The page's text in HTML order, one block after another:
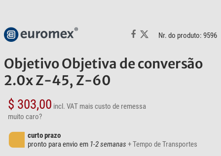
Nr. do produto: 9596
Objetivo Objetiva de conversão
2.0x Z-45, Z-60
$ 303,00 incl. VAT mais custo de remessa
muito caro?
curto prazo
pronto para envio em 1-2 semanas + Tempo de Transportes